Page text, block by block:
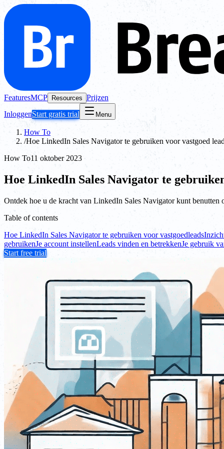
FeaturesMCP Resources Prijzen
InloggenStart gratis trial Menu
How To
/Hoe LinkedIn Sales Navigator te gebruiken voor vastgoed
How To11 oktober 2023
Hoe LinkedIn Sales Navigator te
Ontdek hoe u de kracht van LinkedIn Sales Navigator kunt benutten
Table of contents
Hoe LinkedIn Sales Navigator te gebruiken voor vastgoedleads
gebruikenJe account instellenLeads vinden en betrekkenJe gebruik
Start free trial